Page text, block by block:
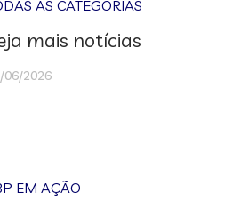
AS CATEGORIAS
mais notícias
06/2026
EM AÇÃO